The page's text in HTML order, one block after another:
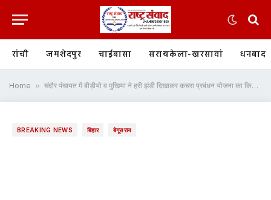
रांची जमशेदपुर चाईबासा सरायकेला-खरसावां धनबाद
Home » चंदौर पंचायत में बीड़ीयो व मुखिया ने हरी झंडी दिखाकर कचरा प्रबंधन योजना का किया शुरुआत
BREAKING NEWS बिहार बेगूसराय